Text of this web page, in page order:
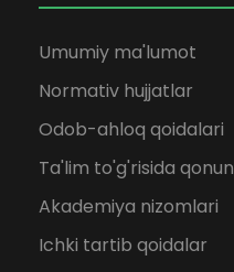
Umumiy ma'lumot
Normativ hujjatlar
Odob-ahloq qoidalari
Ta'lim to'g'risida qonun
Akademiya nizomlari
Ichki tartib qoidalar